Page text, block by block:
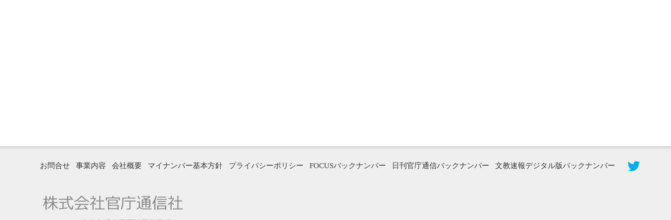
お問合せ 事業内容 会社概要 マイナンバー基本方針 プライバシーポリシー FOCUSバックナンバー 日刊官庁通信バックナンバー 文教速報デジタル版バックナンバー